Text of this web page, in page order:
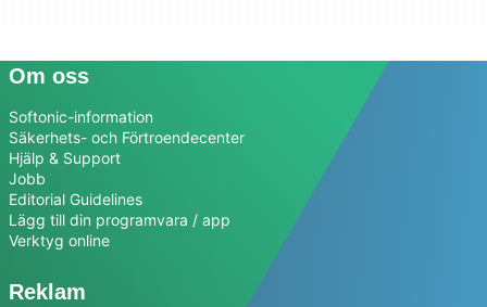
Om oss
Softonic-information
Säkerhets- och Förtroendecenter
Hjälp & Support
Jobb
Editorial Guidelines
Lägg till din programvara / app
Verktyg online
Reklam